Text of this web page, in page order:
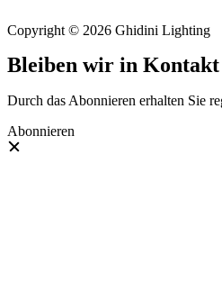
Copyright © 2026 Ghidini Lighting
Bleiben wir in Kontakt
Durch das Abonnieren erhalten Sie
Abonnieren